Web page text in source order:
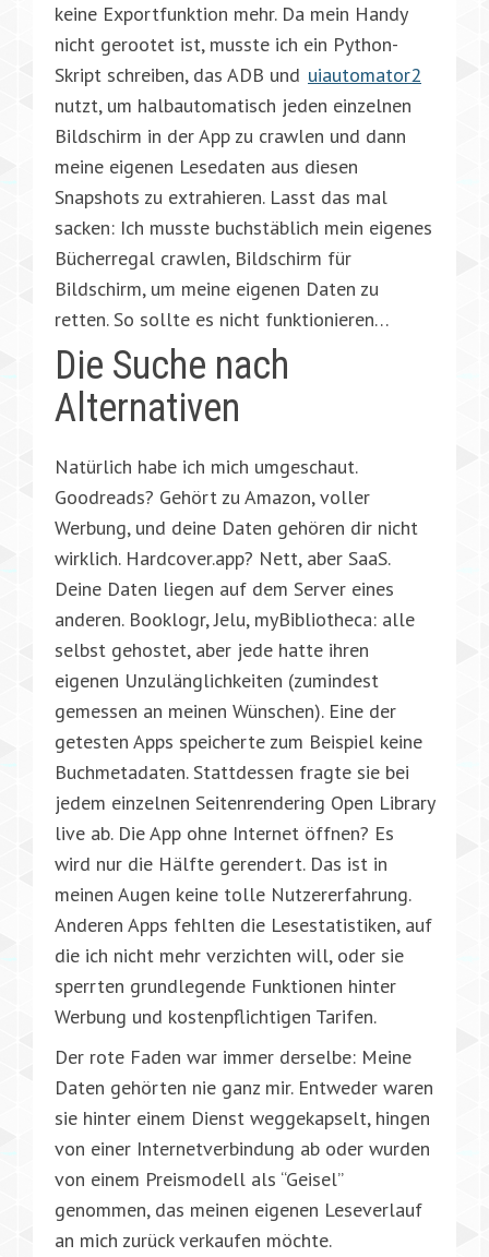
keine Exportfunktion mehr. Da mein Handy
nicht gerootet ist, musste ich ein Python-
Skript schreiben, das ADB und uiautomator2
nutzt, um halbautomatisch jeden einzelnen
Bildschirm in der App zu crawlen und dann
meine eigenen Lesedaten aus diesen
Snapshots zu extrahieren. Lasst das mal
sacken: Ich musste buchstäblich mein eigenes
Bücherregal crawlen, Bildschirm für
Bildschirm, um meine eigenen Daten zu
retten. So sollte es nicht funktionieren…
Die Suche nach
Alternativen
Natürlich habe ich mich umgeschaut.
Goodreads? Gehört zu Amazon, voller
Werbung, und deine Daten gehören dir nicht
wirklich. Hardcover.app? Nett, aber SaaS.
Deine Daten liegen auf dem Server eines
anderen. Booklogr, Jelu, myBibliotheca: alle
selbst gehostet, aber jede hatte ihren
eigenen Unzulänglichkeiten (zumindest
gemessen an meinen Wünschen). Eine der
getesten Apps speicherte zum Beispiel keine
Buchmetadaten. Stattdessen fragte sie bei
jedem einzelnen Seitenrendering Open Library
live ab. Die App ohne Internet öffnen? Es
wird nur die Hälfte gerendert. Das ist in
meinen Augen keine tolle Nutzererfahrung.
Anderen Apps fehlten die Lesestatistiken, auf
die ich nicht mehr verzichten will, oder sie
sperrten grundlegende Funktionen hinter
Werbung und kostenpflichtigen Tarifen.
Der rote Faden war immer derselbe: Meine
Daten gehörten nie ganz mir. Entweder waren
sie hinter einem Dienst weggekapselt, hingen
von einer Internetverbindung ab oder wurden
von einem Preismodell als “Geisel”
genommen, das meinen eigenen Leseverlauf
an mich zurück verkaufen möchte.